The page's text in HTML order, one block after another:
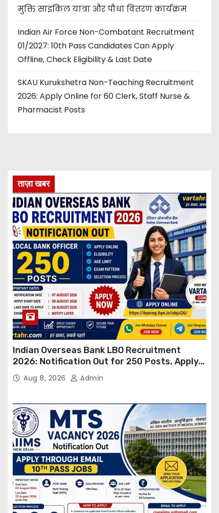
मुक्ति साइकिल यात्रा और पौधा वितरण कार्यक्रम
Indian Air Force Non-Combatant Recruitment
01/2027: 10th Pass Candidates Can Apply
Offline, Check Eligibility & Last Date
SKAU Kurukshetra Non-Teaching Recruitment
2026: Apply Online for 60 Clerk, Staff Nurse &
Pharmacist Posts
ताज़ा खबर
Indian Overseas Bank LBO Recruitment
2026: Notification Out for 250 Posts, Apply
OnlineAug 8, 2026 Admin